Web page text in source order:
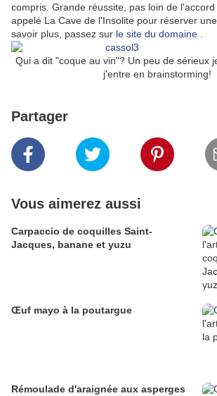
compris. Grande réussite, pas loin de
appelé La Cave de l'Insolite pour réserver
savoir plus, passez sur le site du domaine
Qui a dit "coque au vin"? Un peu de sérieux
j'entre en brainstorming!
Partager
Vous aimerez aussi
Carpaccio de coquilles Saint-
Jacques, banane et yuzu
Œuf mayo à la poutargue
Rémoulade d'araignée aux asperges